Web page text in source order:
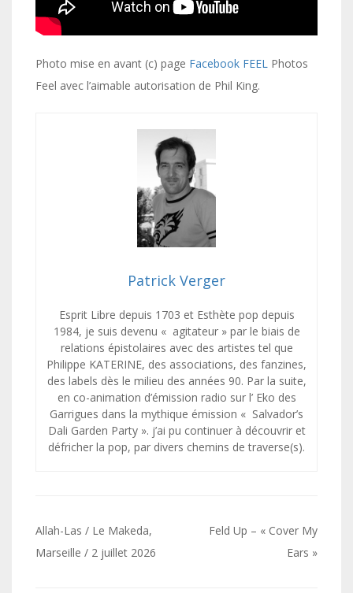
Photo mise en avant (c) page Facebook FEEL Photos
Feel avec l’aimable autorisation de Phil King.
Patrick Verger
Esprit Libre depuis 1703 et Esthète pop depuis
1984, je suis devenu « agitateur » par le biais de
relations épistolaires avec des artistes tel que
Philippe KATERINE, des associations, des fanzines,
des labels dès le milieu des années 90. Par la suite,
en co-animation d’émission radio sur l’ Eko des
Garrigues dans la mythique émission « Salvador’s
Dali Garden Party ». j’ai pu continuer à découvrir et
défricher la pop, par divers chemins de traverse(s).
Navigation
de
Allah-Las / Le Makeda,
Marseille / 2 juillet 2026
Feld Up – « Cover My
Ears »